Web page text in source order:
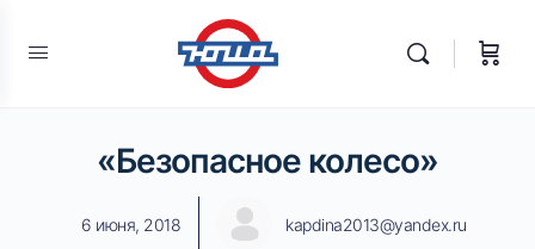
«Безопасное колесо»
6 июня, 2018 kapdina2013@yandex.ru